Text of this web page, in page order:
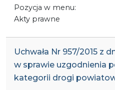
Pozycja w menu:
Akty prawne
Uchwała Nr 957/2015 z
w sprawie uzgodnienia
kategorii drogi